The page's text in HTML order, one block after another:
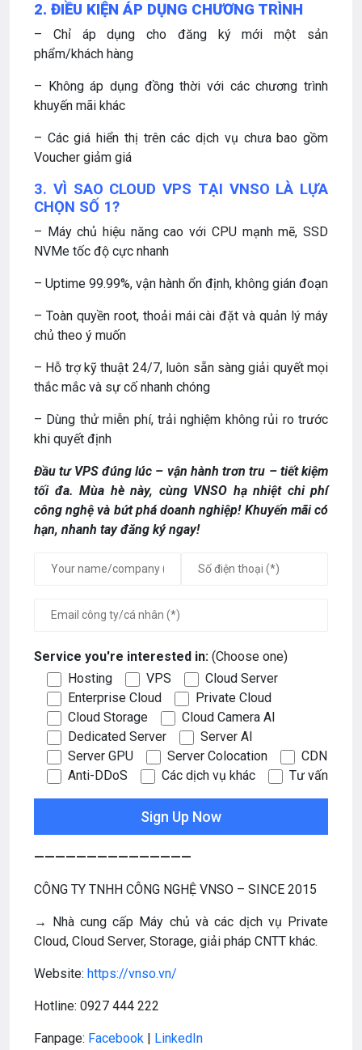
2. ĐIỀU KIỆN ÁP DỤNG CHƯƠNG TRÌNH
– Chỉ áp dụng cho đăng ký mới một sản
phẩm/khách hàng
– Không áp dụng đồng thời với các chương trình
khuyến mãi khác
– Các giá hiển thị trên các dịch vụ chưa bao gồm
Voucher giảm giá
3. VÌ SAO CLOUD VPS TẠI VNSO LÀ LỰA
CHỌN SỐ 1?
– Máy chủ hiệu năng cao với CPU mạnh mẽ, SSD
NVMe tốc độ cực nhanh
– Uptime 99.99%, vận hành ổn định, không gián đoạn
– Toàn quyền root, thoải mái cài đặt và quản lý máy
chủ theo ý muốn
– Hỗ trợ kỹ thuật 24/7, luôn sẵn sàng giải quyết mọi
thắc mắc và sự cố nhanh chóng
– Dùng thử miễn phí, trải nghiệm không rủi ro trước
khi quyết định
Đầu tư VPS đúng lúc – vận hành trơn tru – tiết kiệm
tối đa. Mùa hè này, cùng VNSO hạ nhiệt chi phí
công nghệ và bứt phá doanh nghiệp! Khuyến mãi có
hạn, nhanh tay đăng ký ngay!
Service you're interested in: (Choose one)
Hosting
VPS
Cloud Server
Enterprise Cloud
Private Cloud
Cloud Storage
Cloud Camera AI
Dedicated Server
Server AI
Server GPU
Server Colocation
CDN
Anti-DDoS
Các dịch vụ khác Tư vấn
———————————————
CÔNG TY TNHH CÔNG NGHỆ VNSO – SINCE 2015
→ Nhà cung cấp Máy chủ và các dịch vụ Private
Cloud, Cloud Server, Storage, giải pháp CNTT khác.
Website: https://vnso.vn/
Hotline: 0927 444 222
Fanpage: Facebook LinkedIn